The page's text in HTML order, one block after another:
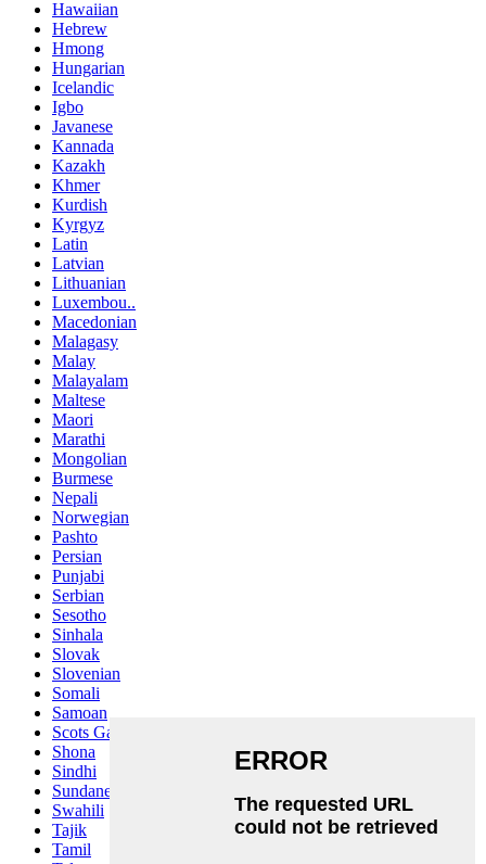
Hawaiian
Hebrew
Hmong
Hungarian
Icelandic
Igbo
Javanese
Kannada
Kazakh
Khmer
Kurdish
Kyrgyz
Latin
Latvian
Lithuanian
Luxembou..
Macedonian
Malagasy
Malay
Malayalam
Maltese
Maori
Marathi
Mongolian
Burmese
Nepali
Norwegian
Pashto
Persian
Punjabi
Serbian
Sesotho
Sinhala
Slovak
Slovenian
Somali
Samoan
Scots Gaelic
Shona
Sindhi
Sundanese
Swahili
Tajik
Tamil